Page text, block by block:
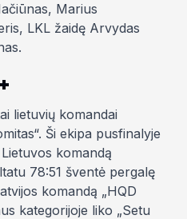
Marius
LKL žaidę Arvydas
lietuvių komandai
Ši ekipa pusfinalyje
komandą
78:51 šventė pergalę
komandą „HQD
kategorijoje liko „Setu